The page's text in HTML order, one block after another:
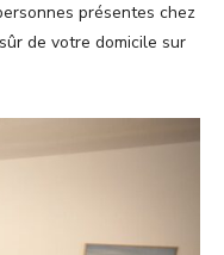
présentes chez
de votre domicile sur